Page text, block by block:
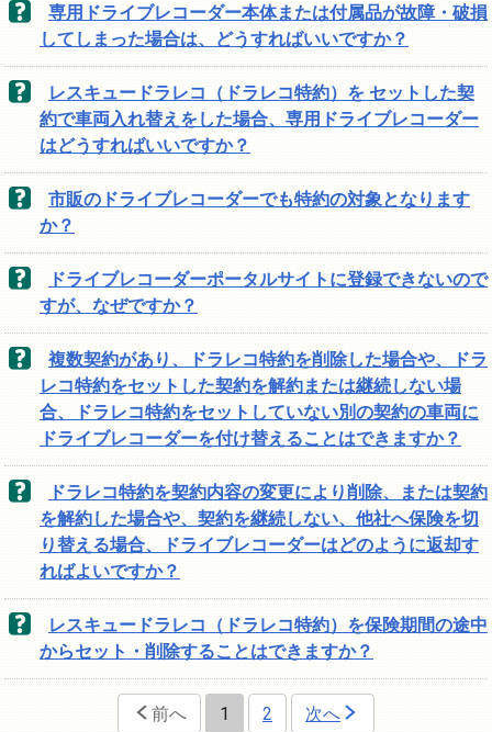
専用ドライブレコーダー本体または付属品が故障・破損
してしまった場合は、どうすればいいですか？
レスキュードラレコ（ドラレコ特約）を セットした契
約で車両入れ替えをした場合、専用ドライブレコーダー
はどうすればいいですか？
市販のドライブレコーダーでも特約の対象となります
か？
ドライブレコーダーポータルサイトに登録できないので
すが、なぜですか？
複数契約があり、ドラレコ特約を削除した場合や、ドラ
レコ特約をセットした契約を解約または継続しない場
合、ドラレコ特約をセットしていない別の契約の車両に
ドライブレコーダーを付け替えることはできますか？
ドラレコ特約を契約内容の変更により削除、または契約
を解約した場合や、契約を継続しない、他社へ保険を切
り替える場合、ドライブレコーダーはどのように返却す
ればよいですか？
レスキュードラレコ（ドラレコ特約）を保険期間の途中
からセット・削除することはできますか？
前へ 1 2 次へ